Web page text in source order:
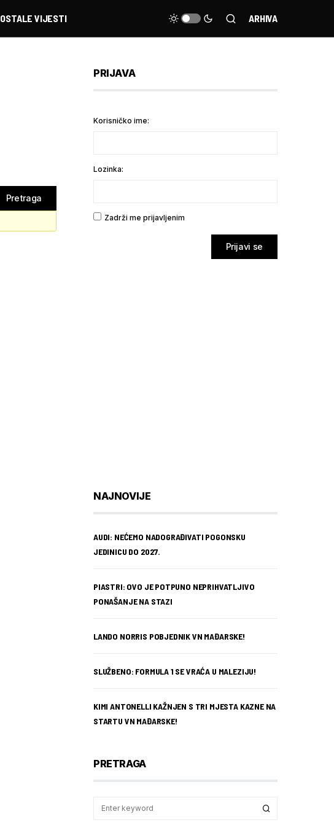
OSTALE VIJESTI ARHIVA
PRIJAVA
Korisničko ime:
Lozinka:
Zadrži me prijavljenim
Prijavi se
NAJNOVIJE
AUDI: NEĆEMO NADOGRAĐIVATI POGONSKU
JEDINICU DO 2027.
PIASTRI: OVO JE POTPUNO NEPRIHVATLJIVO
PONAŠANJE NA STAZI
LANDO NORRIS POBJEDNIK VN MAĐARSKE!
SLUŽBENO: FORMULA 1 SE VRAĆA U MALEZIJU!
KIMI ANTONELLI KAŽNJEN S TRI MJESTA KAZNE NA
STARTU VN MAĐARSKE!
PRETRAGA